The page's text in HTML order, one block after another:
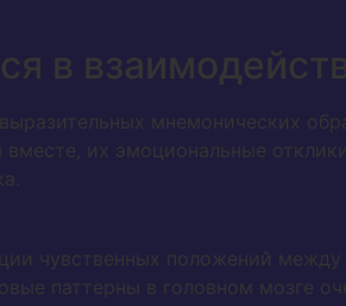
в
мнемонических
их эмоциональные
чувственных положений между
паттерны в головном мозге